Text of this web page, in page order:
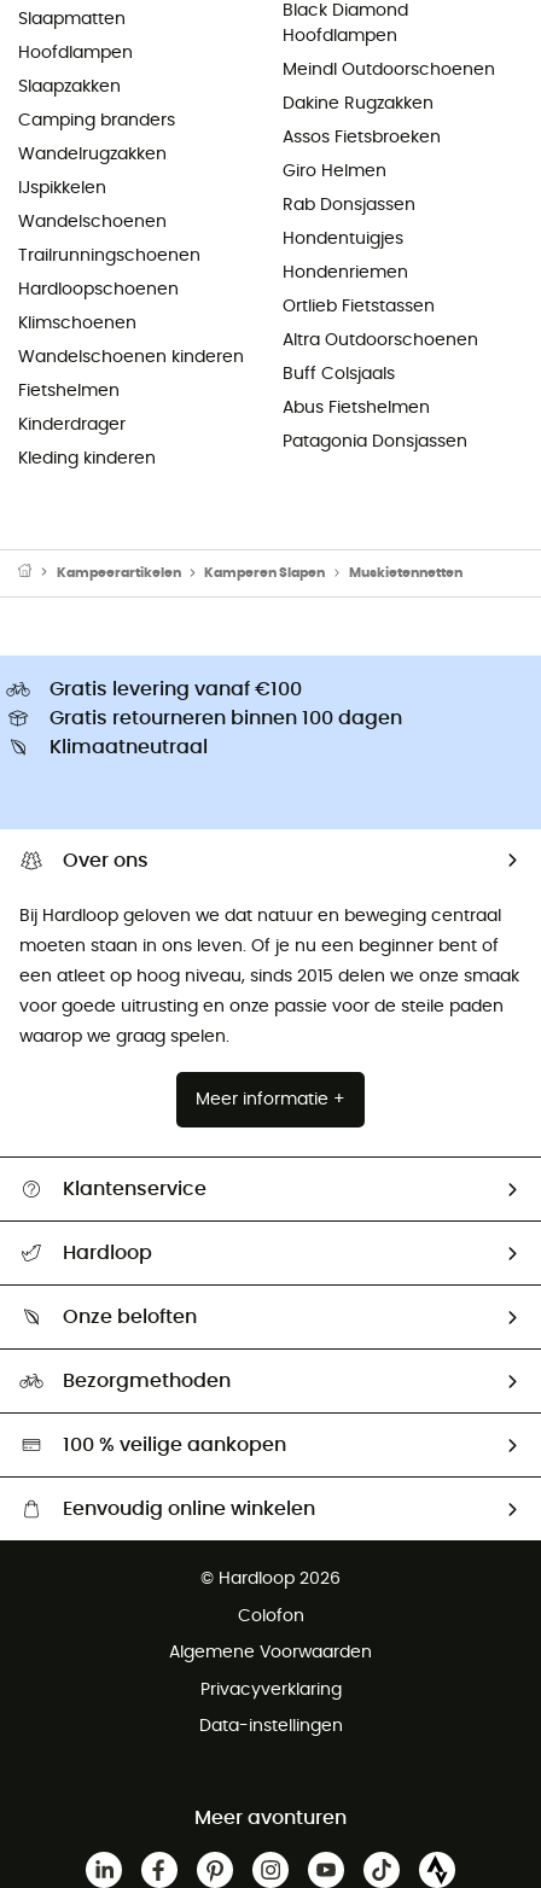
Slaapmatten
Hoofdlampen
Slaapzakken
Camping branders
Wandelrugzakken
IJspikkelen
Wandelschoenen
Trailrunningschoenen
Hardloopschoenen
Klimschoenen
Wandelschoenen kinderen
Fietshelmen
Kinderdrager
Kleding kinderen
Black Diamond
Hoofdlampen
Meindl Outdoorschoenen
Dakine Rugzakken
Assos Fietsbroeken
Giro Helmen
Rab Donsjassen
Hondentuigjes
Hondenriemen
Ortlieb Fietstassen
Altra Outdoorschoenen
Buff Colsjaals
Abus Fietshelmen
Patagonia Donsjassen
Kampeerartikelen Kamperen Slapen Muskietennetten
Gratis levering vanaf €100
Gratis retourneren binnen 100 dagen
Klimaatneutraal
Over ons
Bij Hardloop geloven we dat natuur en beweging centraal
moeten staan ​​in ons leven. Of je nu een beginner bent of
een atleet op hoog niveau, sinds 2015 delen we onze smaak
voor goede uitrusting en onze passie voor de steile paden
waarop we graag spelen.
Meer informatie +
Klantenservice
Retourzendingen & Terugbetalingen
Hardloop
Ambassadeurs
Onze beloften
Hardgreen
Bezorgmethoden
100 % veilige aankopen
Eenvoudig online winkelen
Gratis retourneren binnen 100 dagen
© Hardloop 2026
Colofon
Algemene Voorwaarden
Privacyverklaring
Data-instellingen
Meer avonturen